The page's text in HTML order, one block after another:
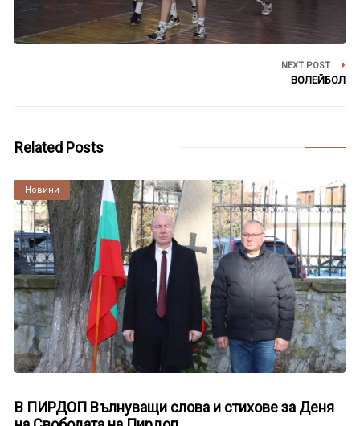
NEXT POST
ВОЛЕЙБОЛ
Related Posts
Култура
Новини
В ПИРДОП Вълнуващи слова и стихове за Деня